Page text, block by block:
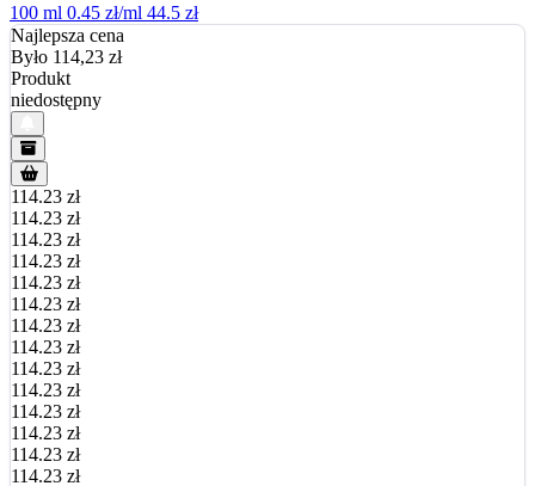
100 ml 0.45 zł/ml 44.5 zł
Najlepsza cena
Było 114,23 zł
Produkt
niedostępny
114.23 zł
114.23 zł
114.23 zł
114.23 zł
114.23 zł
114.23 zł
114.23 zł
114.23 zł
114.23 zł
114.23 zł
114.23 zł
114.23 zł
114.23 zł
114.23 zł